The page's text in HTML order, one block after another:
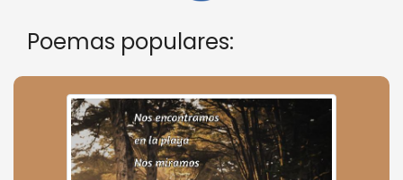
Poemas populares: